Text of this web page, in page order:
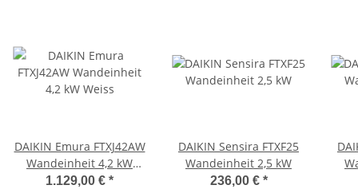
DAIKIN Emura FTXJ42AW
Wandeinheit 4,2 kW
Weiss
1.129,00 € *
DAIKIN Sensira FTXF25
Wandeinheit 2,5 kW
236,00 € *